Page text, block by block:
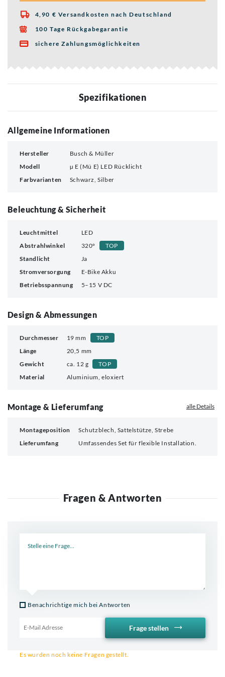
 4,90 € Versandkosten nach Deutschland
 100 Tage Rückgabegarantie
 sichere Zahlungsmöglichkeiten
Spezifikationen
Allgemeine Informationen
Hersteller
Busch & Müller
Modell
µ E (Mü E) LED Rücklicht
Farbvarianten
Schwarz, Silber
Beleuchtung & Sicherheit
Leuchtmittel
LED
Abstrahlwinkel
320°
TOP
Standlicht
Ja
Stromversorgung
E-Bike Akku
Betriebsspannung
5–15 V DC
Design & Abmessungen
Durchmesser 19 mm
TOP
Länge
20,5 mm
Gewicht
ca. 12 g
TOP
Material
Aluminium, eloxiert
Montage & Lieferumfang alle Details
Montageposition
Schutzblech, Sattelstütze, Strebe
Lieferumfang
Umfassendes Set für flexible Installation.
Fragen & Antworten
Benachrichtige mich bei Antworten
Frage stellen
Es wurden noch keine Fragen gestellt.